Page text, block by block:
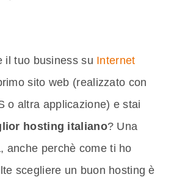
il tuo business su Internet
sito web (realizzato con
o altra applicazione) e stai
hosting italiano? Una
anche perchè come ti ho
scegliere un buon hosting è